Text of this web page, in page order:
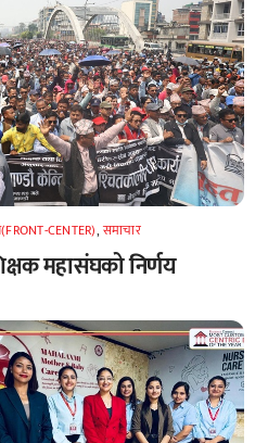
CENTER),समाचार
महासंघको निर्णय